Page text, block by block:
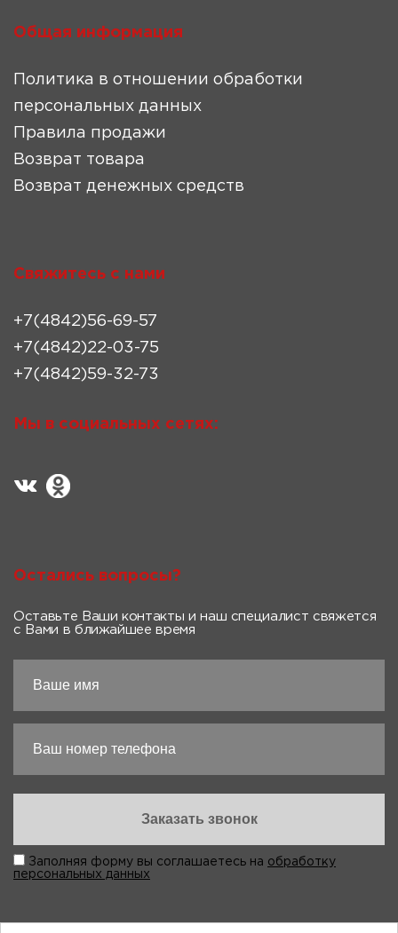
Общая информация
Политика в отношении обработки
персональных данных
Правила продажи
Возврат товара
Возврат денежных средств
Свяжитесь с нами
+7(4842)56-69-57
+7(4842)22-03-75
+7(4842)59-32-73
Мы в социальных сетях:
Остались вопросы?
Оставьте Ваши контакты и наш специалист свяжется
с Вами в ближайшее время
Заполняя форму вы соглашаетесь на обработку
персональных данных